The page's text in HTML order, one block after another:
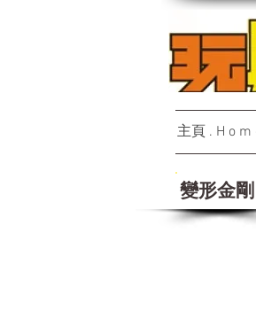
主頁 . H o m
變形金剛